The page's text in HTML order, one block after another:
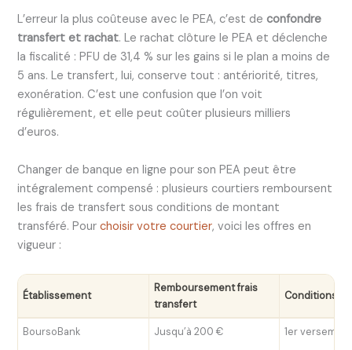
L’erreur la plus coûteuse avec le PEA, c’est deconfondre
transfert et rachat. Le rachat clôture le PEA et déclenche
la fiscalité : PFU de 31,4 % sur les gains si le plan a moins de
5 ans. Le transfert, lui, conserve tout : antériorité, titres,
exonération. C’est une confusion que l’on voit
régulièrement, et elle peut coûter plusieurs milliers
d’euros.
Changer de banque en ligne pour son PEA peut être
intégralement compensé : plusieurs courtiers remboursent
les frais de transfert sous conditions de montant
transféré. Pourchoisir votre courtier, voici les offres en
vigueur :
Établissement
Remboursement frais
transfert
Conditions
BoursoBank Jusqu’à 200 €
1er